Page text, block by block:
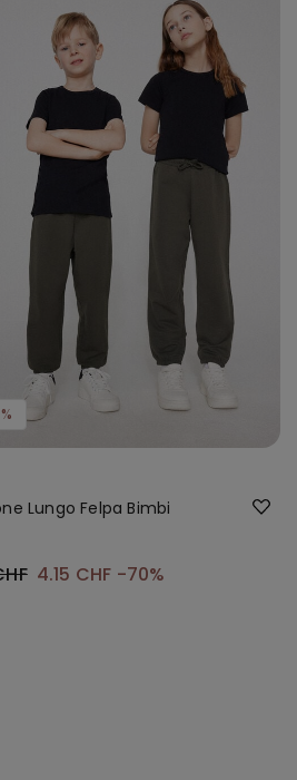
Lungo Felpa Bimbi
4.15 CHF -70%